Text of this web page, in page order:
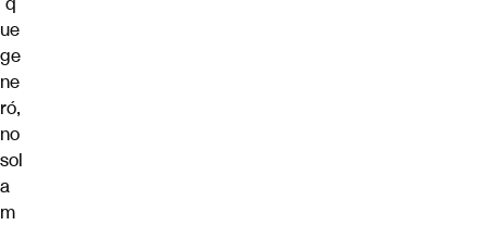
ue
ge
ne
ró,
no
sol
a
m